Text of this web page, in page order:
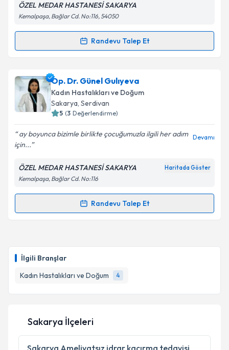
İlgili Branşlar
Kadın Hastalıkları ve Doğum
4
Kişisel verilerimin işlenmesine ilişkin
Metni'ni okudum ve kişisel verilerimin belirtilen
Takvim Talebini Gönder
ÖZEL MEDAR HASTANESİ SAKARYA
Kemalpaşa, Bağlar Cd. No:116, 54050
Randevu Talep Et
Randevu Takvimi Talebi
Op. Dr. Duygu Cebecik Özmüş
talebi oluşturun. Size bu uzmandan randevu almanız
için bir takvim hazırlandığında e-posta ile
bilgilendireceğiz.
E-posta Adresiniz
Kişisel verilerimin işlenmesine ilişkin
Metni'ni okudum ve kişisel verilerimin belirtilen
kapsamda işlenmesini kabul ediyorum.
Op. Dr. Günel Gulıyeva
Kadın Hastalıkları ve Doğum
Sakarya, Serdivan
5 (3 Değerlendirme)
ay boyunca bizimle birlikte çocuğumuzla ilgili her adım
için...
Devamı
ÖZEL MEDAR HASTANESİ SAKARYA Haritada Göster
Kemalpaşa, Bağlar Cd. No:116
Randevu Talep Et
Randevu Takvimi Talebi
takvim hazırlandığında e-posta ile bilgilendireceğiz.
Kişisel verilerimin işlenmesine ilişkinAydınlatma
Metni
'ni okudum ve kişisel verilerimin belirtilen
Sakarya İlçeleri
Sakarya Ameliyatsız idrar kaçırma tedavisi